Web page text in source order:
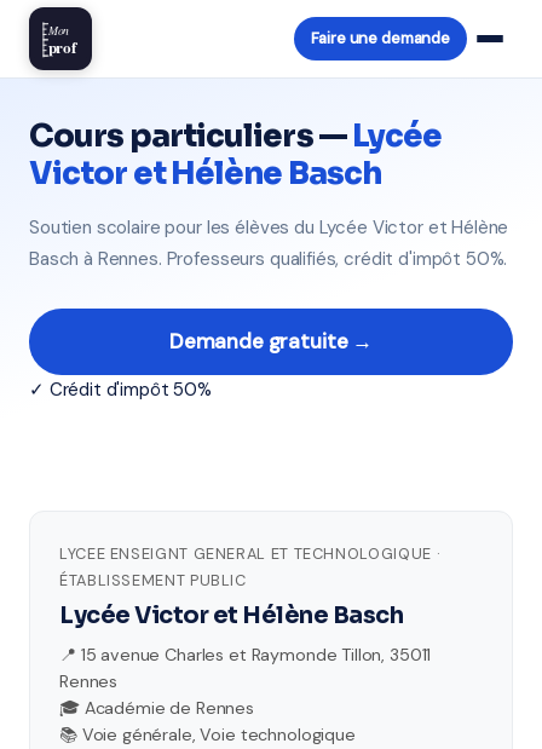
Mon
prof Faire une demande
Cours particuliers —Lycée
Victor et Hélène Basch
Soutien scolaire pour les élèves du Lycée Victor et Hélène
Basch à Rennes. Professeurs qualifiés, crédit d'impôt 50%.
Demande gratuite →
✓ Crédit d'impôt 50%
LYCEE ENSEIGNT GENERAL ET TECHNOLOGIQUE ·
ÉTABLISSEMENT PUBLIC
Lycée Victor et Hélène Basch
📍 15 avenue Charles et Raymonde Tillon, 35011
Rennes
🎓 Académie de Rennes
📚 Voie générale, Voie technologique